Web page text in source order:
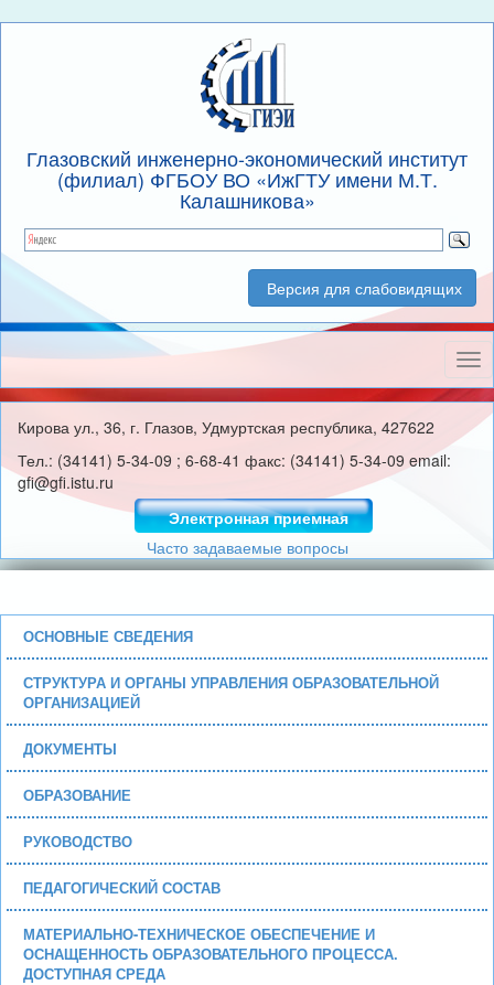
Глазовский инженерно-экономический институт
(филиал) ФГБОУ ВО «ИжГТУ имени М.Т.
Калашникова»
Версия для слабовидящих
Кирова ул., 36, г. Глазов, Удмуртская республика, 427622
Тел.: (34141) 5-34-09 ; 6-68-41 факс: (34141) 5-34-09 email:
gfi@gfi.istu.ru
Электронная приемная
Часто задаваемые вопросы
ОСНОВНЫЕ СВЕДЕНИЯ
СТРУКТУРА И ОРГАНЫ УПРАВЛЕНИЯ ОБРАЗОВАТЕЛЬНОЙ
ОРГАНИЗАЦИЕЙ
ДОКУМЕНТЫ
ОБРАЗОВАНИЕ
РУКОВОДСТВО
ПЕДАГОГИЧЕСКИЙ СОСТАВ
МАТЕРИАЛЬНО-ТЕХНИЧЕСКОЕ ОБЕСПЕЧЕНИЕ И
ОСНАЩЕННОСТЬ ОБРАЗОВАТЕЛЬНОГО ПРОЦЕССА.
ДОСТУПНАЯ СРЕДА